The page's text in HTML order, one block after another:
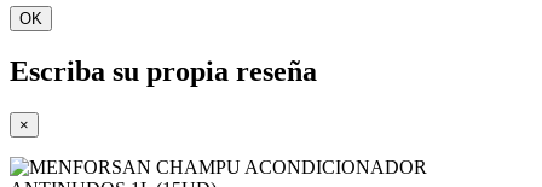
OK
Escriba su propia reseña
×